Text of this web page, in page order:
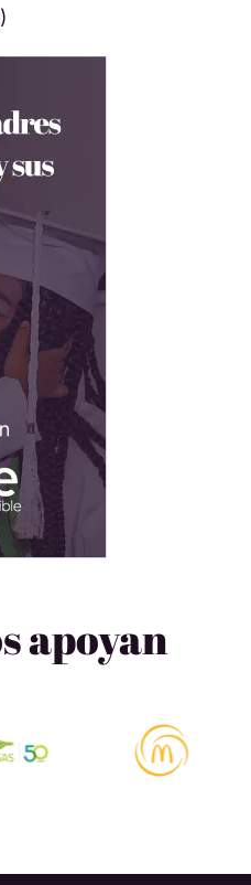
apoyan